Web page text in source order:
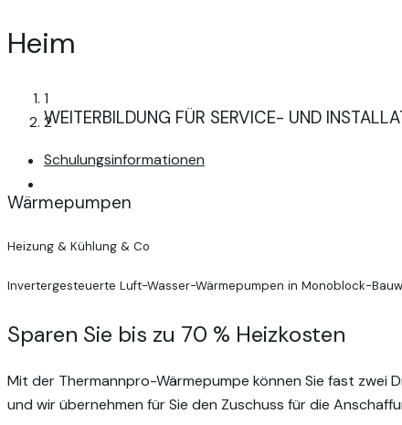
Heim
WEITERBILDUNG FÜR SERVICE- UND
Schulungsinformationen
Wärmepumpen
Invertergesteuerte Luft-Wasser-Wärmepumpen in
1
2
Wärmepumpen
Heizung & Kühlung & Co
Invertergesteuerte Luft-Wasser-Wärmepumpen in Monoblock-
Sparen Sie bis zu 70 % Heizkosten
Mit der Thermannpro-Wärmepumpe können Sie fast zwei
und wir übernehmen für Sie den Zuschuss für die